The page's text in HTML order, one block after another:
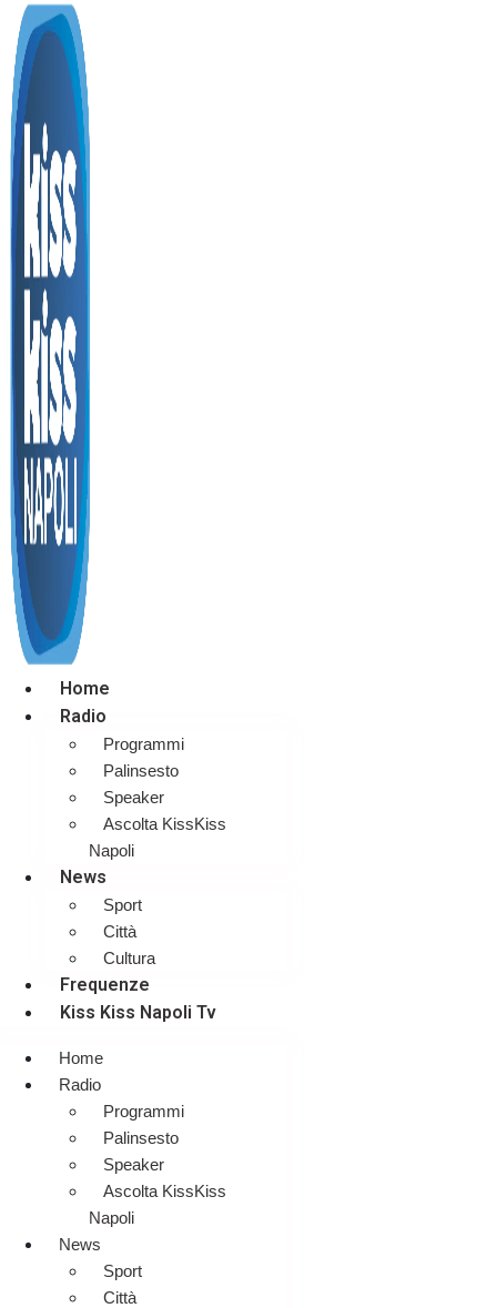
Home
Radio
Programmi
Palinsesto
Speaker
Ascolta KissKiss
Napoli
News
Sport
Città
Cultura
Frequenze
Kiss Kiss Napoli Tv
Home
Radio
Programmi
Palinsesto
Speaker
Ascolta KissKiss
Napoli
News
Sport
Città